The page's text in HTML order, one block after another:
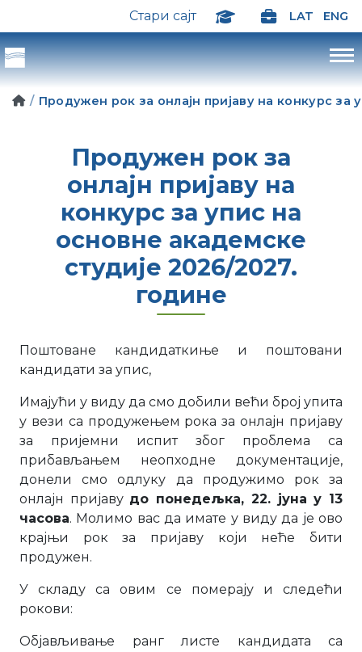
Стари сајт LAT ENG
Продужен рок за онлајн пријаву на конкурс
Продужен рок за
онлајн пријаву на
конкурс за упис на
основне академске
студије 2026/2027.
године
Поштоване кандидаткиње и поштовани
кандидати за упис,
Имајући у виду да смо добили већи број упита
у вези са продужењем рока за онлајн пријаву
за пријемни испит због проблема са
прибављањем неопходне документације,
донели смо одлуку да продужимо рок за
онлајн пријаву до понедељка, 22. јуна у 13
часова. Молимо вас да имате у виду да је ово
крајњи рок за пријаву који неће бити
продужен.
У складу са овим се померају и следећи
рокови:
Објављивање ранг листе кандидата са